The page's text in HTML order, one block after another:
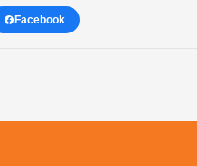
Facebook